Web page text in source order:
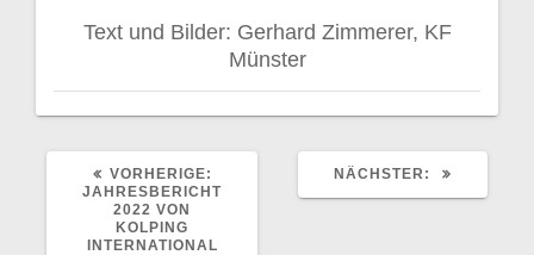
Text und Bilder: Gerhard Zimmerer, KF
Münster
VORHERIGE:
BEITRAG:
JAHRESBERICHT
2022 VON
KOLPING
INTERNATIONAL
NÄCHSTER:
NÄCHSTER